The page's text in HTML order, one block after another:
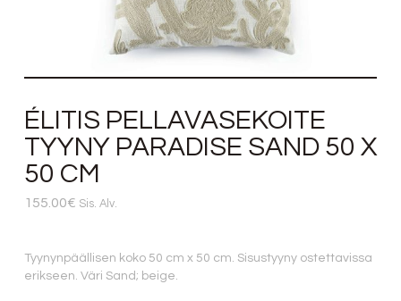
ÉLITIS PELLAVASEKOITE
TYYNY PARADISE SAND 50 X
50 CM
155.00€ Sis. Alv.
Tyynynpäällisen koko 50 cm x 50 cm. Sisustyyny ostettavissa
erikseen. Väri Sand; beige.